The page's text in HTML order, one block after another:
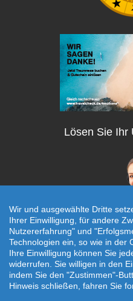
Lösen Sie Ihr
Individuelle
Startseite|AGB|
Wir und ausgewählte Dritte
Ihrer Einwilligung, für andere
Nutzererfahrung" und
Technologien ein, so wie in der
Ihre Einwilligung können Sie
widerrufen. Sie willigen in den
indem Sie den "Zustimmen"-
Hinweis schließen, fahren Sie